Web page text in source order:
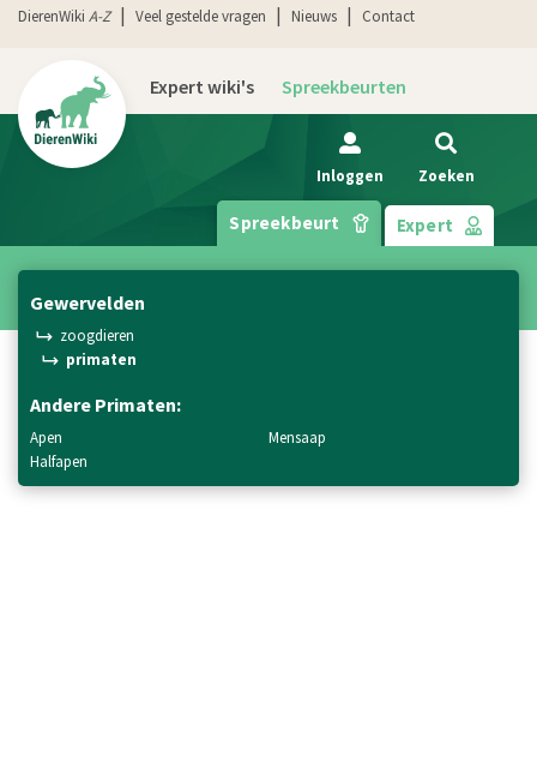
DierenWiki A-Z Veel gestelde vragen Nieuws Contact
Expert wiki's Spreekbeurten
gewervelden
zoogdieren
primaten
Andere Primaten:
apen
halfapen
mensaap
Inloggen Zoeken
Spreekbeurt Expert